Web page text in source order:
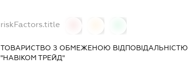
riskFactors.title
ТОВАРИСТВО З ОБМЕЖЕНОЮ ВІДПОВІДАЛЬНІСТЮ
"НАВІКОМ ТРЕЙД"